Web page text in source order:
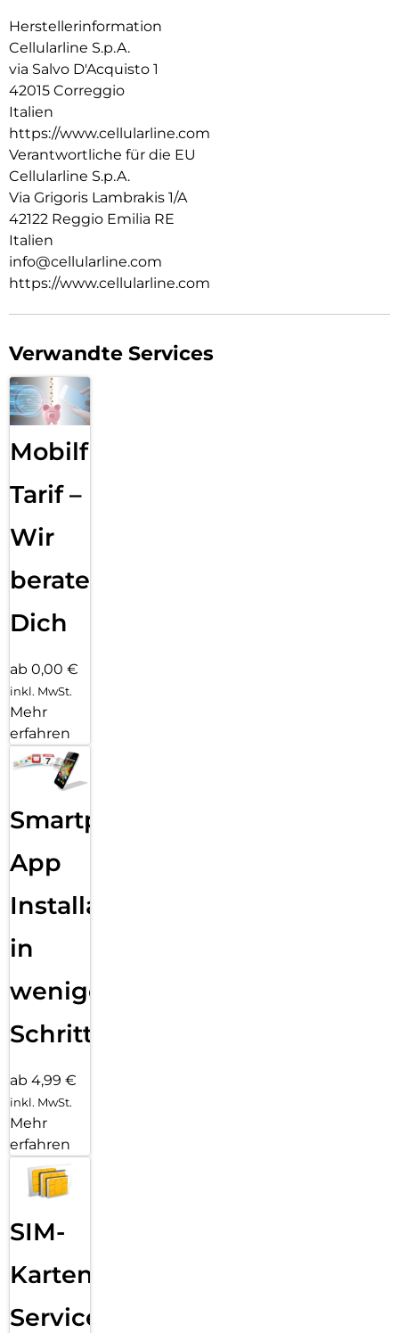
Herstellerinformation
Cellularline S.p.A.
via Salvo D'Acquisto 1
42015 Correggio
Italien
https://www.cellularline.com
Verantwortliche für die EU
Cellularline S.p.A.
Via Grigoris Lambrakis 1/A
42122 Reggio Emilia RE
Italien
info@cellularline.com
https://www.cellularline.com
Verwandte Services
Mobilfunk
Tarif –
Wir
beraten
Dich
ab 0,00 €
inkl. MwSt.
Mehr
erfahren
Smartphone
App
Installation
in
wenigen
Schritten
ab 4,99 €
inkl. MwSt.
Mehr
erfahren
SIM-
Karten
Service: